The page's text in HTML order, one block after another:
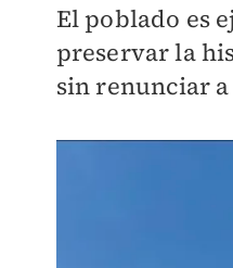
El poblado es
preservar la
sin renunciar